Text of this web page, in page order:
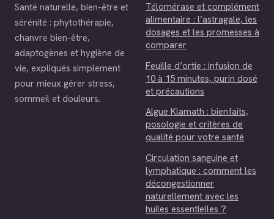
Santé naturelle, bien-être et
sérénité : phytothérapie,
chanvre bien-être,
adaptogènes et hygiène de
vie, expliqués simplement
pour mieux gérer stress,
sommeil et douleurs.
Télomérase et complément
alimentaire : l’astragale, les
dosages et les promesses à
comparer
Feuille d’ortie : infusion de
10 à 15 minutes, purin dosé
et précautions
Algue Klamath : bienfaits,
posologie et critères de
qualité pour votre santé
Circulation sanguine et
lymphatique : comment les
décongestionner
naturellement avec les
huiles essentielles ?